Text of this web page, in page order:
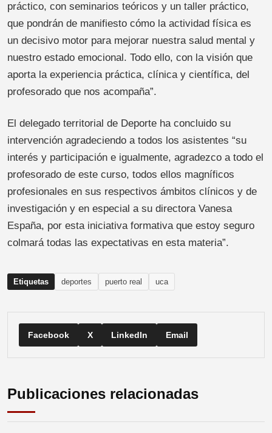
práctico, con seminarios teóricos y un taller práctico,
que pondrán de manifiesto cómo la actividad física es
un decisivo motor para mejorar nuestra salud mental y
nuestro estado emocional. Todo ello, con la visión que
aporta la experiencia práctica, clínica y científica, del
profesorado que nos acompaña”.
El delegado territorial de Deporte ha concluido su
intervención agradeciendo a todos los asistentes “su
interés y participación e igualmente, agradezco a todo el
profesorado de este curso, todos ellos magníficos
profesionales en sus respectivos ámbitos clínicos y de
investigación y en especial a su directora Vanesa
España, por esta iniciativa formativa que estoy seguro
colmará todas las expectativas en esta materia”.
Etiquetas deportes puerto real uca
Facebook X LinkedIn Email
Publicaciones relacionadas